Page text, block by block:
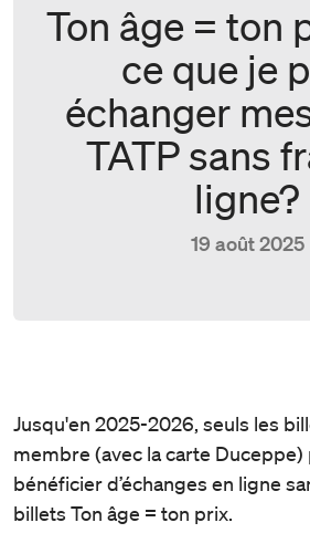
Ton âge = ton
ce que je
échanger
TATP sans
ligne?
19 août 2025
Jusqu'en 2025-2026, seuls les
membre (avec la carte Duceppe)
bénéficier d’échanges en ligne
billets Ton âge = ton prix.